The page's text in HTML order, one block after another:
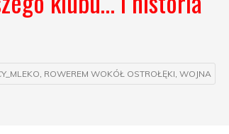
, ROWEREM WOKÓŁ OSTROŁĘKI, WOJNA